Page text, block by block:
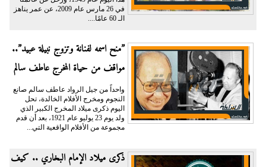
في 26 مارس عام 2009، عن عمر يناهز
الـ 60 عامًا....
”منح اسمه لفنانة وتزوج نبيلة عبيد”..
مواقف من حياة المخرج عاطف سالم
واحداً من جيل الرواد عاطف سالم صانع
النجوم ومخرج الأفلام الخالدة، تحل
اليوم ذكرى ميلاد المخرج الكبير الذي
ولد يوم 23 يوليو عام 1921، بعد أن قدم
مجموعة من الأفلام الواقعية التي...
ذكرى ميلاد الإمام البخاري .. كيف